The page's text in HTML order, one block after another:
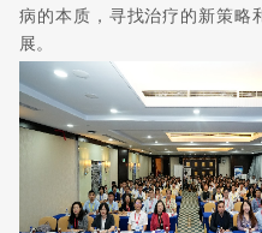
病的本质，寻找治疗的新策略
展。